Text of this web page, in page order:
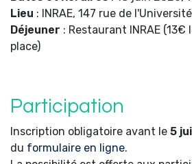
Lieu : INRAE, 147 rue de
Déjeuner : Restaurant INRAE (13€
place)
Participation
Inscription obligatoire avant le 5
du formulaire en ligne.